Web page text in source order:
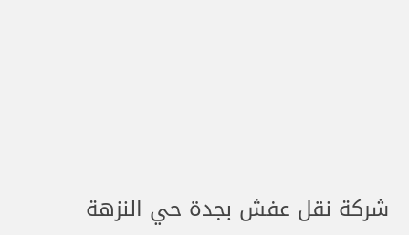
شركة نقل عفش بجدة حي النزهة